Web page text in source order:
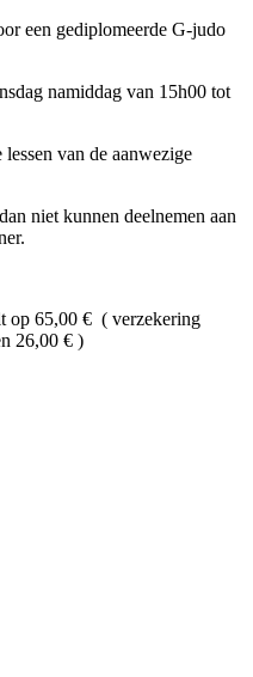
een gediplomeerde G-judo
namiddag van 15h00 tot
van de aanwezige
niet kunnen deelnemen aan
op 65,00 € ( verzekering
26,00 € )